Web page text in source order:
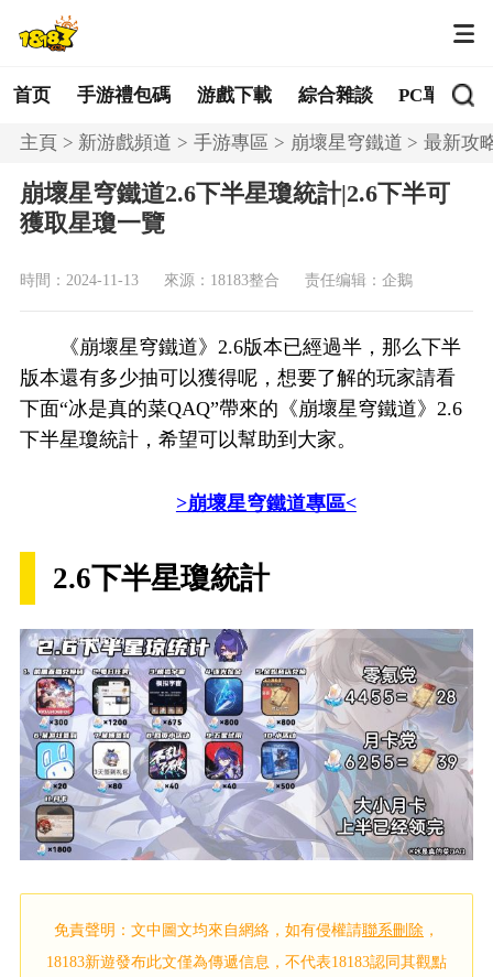
首页 手游禮包碼 游戲下載 綜合雜談 PC單機
主頁 新游戲頻道 手游專區 崩壞星穹鐵道 最新攻
崩壞星穹鐵道2.6下半星瓊統計|2.6下半可
獲取星瓊一覽
時間：2024-11-13 來源：18183整合 责任编辑：企鵝
《崩壞星穹鐵道》2.6版本已經過半，那么下半
版本還有多少抽可以獲得呢，想要了解的玩家請看
下面“冰是真的菜QAQ”帶來的《崩壞星穹鐵道》2.6
下半星瓊統計，希望可以幫助到大家。
>崩壞星穹鐵道專區<
2.6下半星瓊統計
免責聲明：文中圖文均來自網絡，如有侵權請聯系刪除 ，
18183新遊發布此文僅為傳遞信息，不代表18183認同其觀點